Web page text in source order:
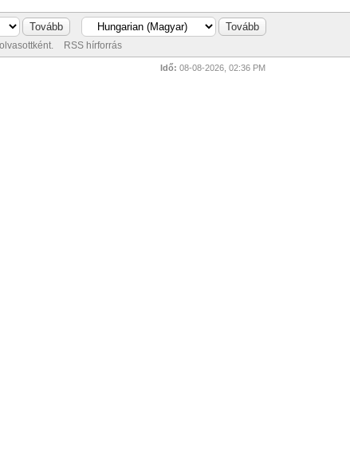
RSS hírforrás
Idő: 08-08-2026, 02:36 PM